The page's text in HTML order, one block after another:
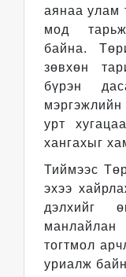
аянаа улам
мод
байна.
зөвхөн
бүрэн
урт
хангахыг
Тиймээс
эхээ
дэлхийг
тогтмол
уриалж